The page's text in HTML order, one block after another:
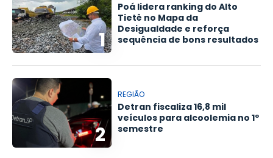
1
Poá lidera ranking do Alto
Tietê no Mapa da
Desigualdade e reforça
sequência de bons resultados
2
REGIÃO
Detran fiscaliza 16,8 mil
veículos para alcoolemia no 1º
semestre